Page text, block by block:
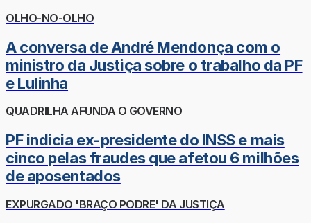
OLHO-NO-OLHO
A conversa de André Mendonça com o
ministro da Justiça sobre o trabalho da PF
e Lulinha
QUADRILHA AFUNDA O GOVERNO
PF indicia ex-presidente do INSS e mais
cinco pelas fraudes que afetou 6 milhões
de aposentados
EXPURGADO 'BRAÇO PODRE' DA JUSTIÇA